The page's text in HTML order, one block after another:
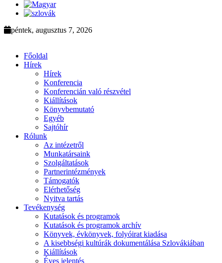
péntek, augusztus 7, 2026
Főoldal
Hírek
Hírek
Konferencia
Konferencián való részvétel
Kiállítások
Könyvbemutató
Egyéb
Sajtóhír
Rólunk
Az intézetről
Munkatársaink
Szolgáltatások
Partnerintézmények
Támogatók
Elérhetőség
Nyitva tartás
Tevékenység
Kutatások és programok
Kutatások és programok archív
Könyvek, évkönyvek, folyóirat kiadása
A kisebbségi kultúrák dokumentálása Szlovákiában
Kiállítások
Éves jelentés